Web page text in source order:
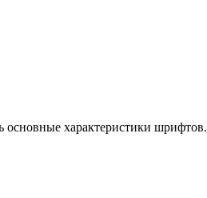
основные характеристики шрифтов.